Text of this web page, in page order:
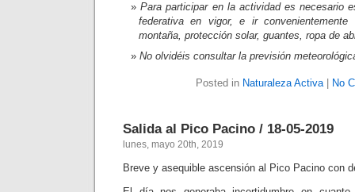
Para participar en la actividad es necesario
federativa en vigor, e ir convenientemente
montaña, protección solar, guantes, ropa de
No olvidéis consultar la previsión
Posted in Naturaleza Activa| No
Salida al Pico Pacino / 18-05-2019
lunes, mayo 20th, 2019
Breve y asequible ascensión al Pico Pacino con